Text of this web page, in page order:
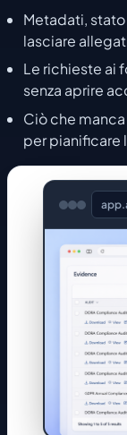
Metadati,
lasciare
Le richieste ai
senza aprire
Ciò che
per pianificare